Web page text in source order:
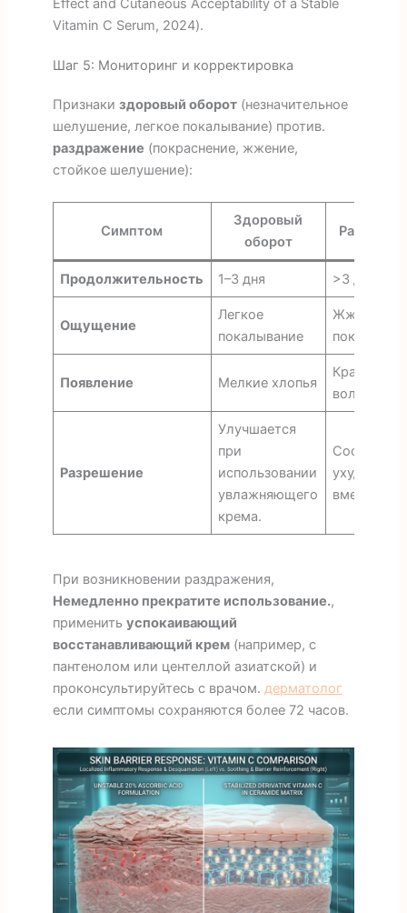
Effect and Cutaneous Acceptability of a Stable
Vitamin C Serum, 2024).
Шаг 5: Мониторинг и корректировка
Признаки здоровый оборот(незначительное
шелушение, легкое покалывание) против.
раздражение (покраснение, жжение,
стойкое шелушение):
Симптом
Здоровый
оборот
Продолжительность 1–3 дня >3 дня
Ощущение
Легкое
покалывание
Жжение/
Появление Мелкие хлопья
Красные
волдыри
Разрешение
Улучшается
при
использовании
увлажняющего
крема.
Состояние
При возникновении раздражения,
Немедленно прекратите использование.,
применить успокаивающий
восстанавливающий крем(например, с
пантенолом или центеллой азиатской) и
проконсультируйтесь с врачом. дерматолог
если симптомы сохраняются более 72 часов.